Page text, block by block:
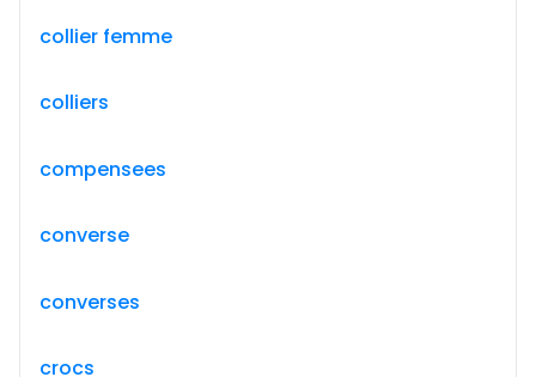
collier femme
colliers
compensees
converse
converses
crocs